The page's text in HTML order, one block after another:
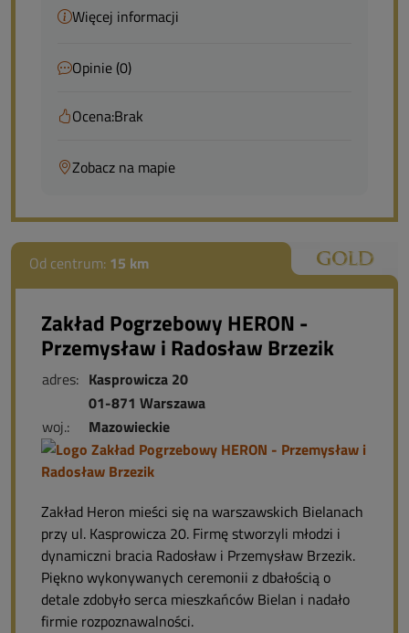
Więcej informacji
Opinie (0)
Ocena:Brak
Zobacz na mapie
Od centrum: 15 km
Zakład Pogrzebowy HERON -
Przemysław i Radosław Brzezik
adres: Kasprowicza 20
01-871 Warszawa
woj.:
Mazowieckie
Zakład Heron mieści się na warszawskich Bielanach
przy ul. Kasprowicza 20. Firmę stworzyli młodzi i
dynamiczni bracia Radosław i Przemysław Brzezik.
Piękno wykonywanych ceremonii z dbałością o
detale zdobyło serca mieszkańców Bielan i nadało
firmie rozpoznawalności.